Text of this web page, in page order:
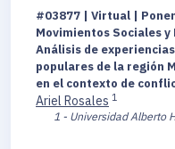
#03877 | Virtual |
Movimientos Sociales y
Análisis de
populares de la región
en el contexto de
Ariel Rosales 1
1 - Universidad Alberto